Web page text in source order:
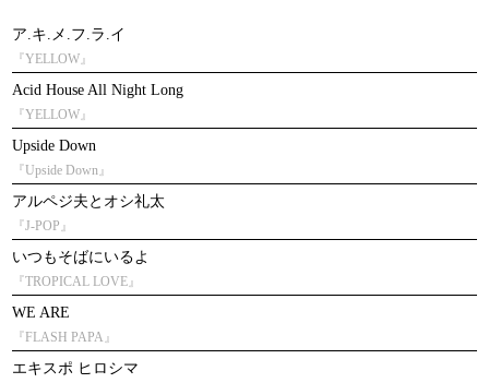
ア.キ.メ.フ.ラ.イ
『YELLOW』
Acid House All Night Long
『YELLOW』
Upside Down
『Upside Down』
アルペジ夫とオシ礼太
『J-POP』
いつもそばにいるよ
『TROPICAL LOVE』
WE ARE
『FLASH PAPA』
エキスポ ヒロシマ